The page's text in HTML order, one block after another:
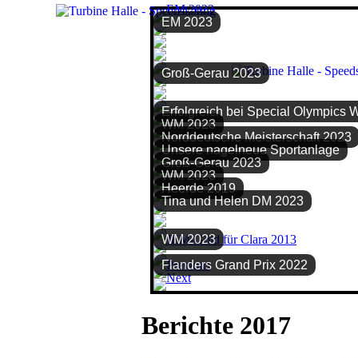
EM 2023
Groß-Gerau 2023
Erfolgreich bei Special Olympics
WM 2023
Norddeutsche Meisterschaft 2023
Unsere nagelneue Sportanlage
Groß-Gerau 2023
WM 2023
Heerde 2019
Tina und Helen DM 2023
WM 2023
Flanders Grand Prix 2022
Berichte 2017